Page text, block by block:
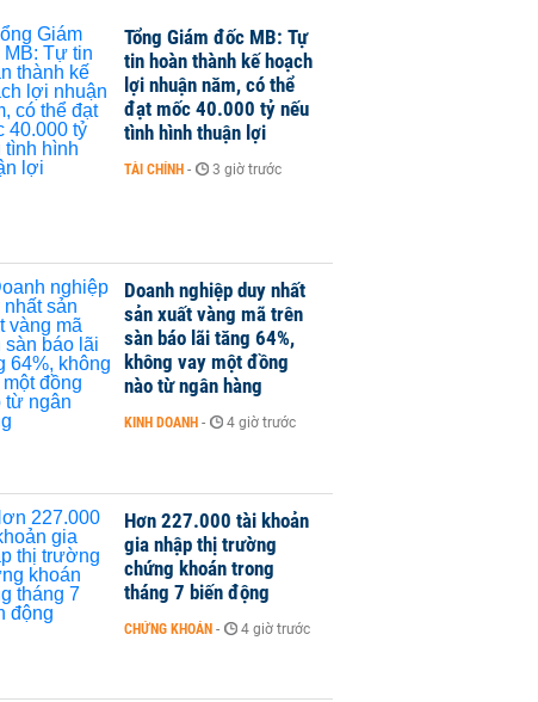
Tổng Giám đốc MB: Tự
tin hoàn thành kế hoạch
lợi nhuận năm, có thể
đạt mốc 40.000 tỷ nếu
tình hình thuận lợi
TÀI CHÍNH - 3 giờ trước
Doanh nghiệp duy nhất
sản xuất vàng mã trên
sàn báo lãi tăng 64%,
không vay một đồng
nào từ ngân hàng
KINH DOANH - 4 giờ trước
Hơn 227.000 tài khoản
gia nhập thị trường
chứng khoán trong
tháng 7 biến động
CHỨNG KHOÁN - 4 giờ trước